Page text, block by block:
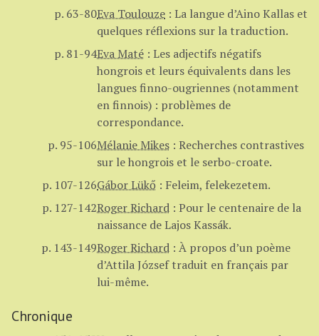
p. 63-80Eva Toulouze : La langue d’Aino Kallas et
quelques réflexions sur la traduction.
p. 81-94Eva Maté : Les adjectifs négatifs
hongrois et leurs équivalents dans les
langues finno-ougriennes (notamment
en finnois) : problèmes de
correspondance.
p. 95-106Mélanie Mikes : Recherches contrastives
sur le hongrois et le serbo-croate.
p. 107-126Gábor Lükő : Feleim, felekezetem.
p. 127-142Roger Richard : Pour le centenaire de la
naissance de Lajos Kassák.
p. 143-149Roger Richard : À propos d’un poème
d’Attila József traduit en français par
lui-même.
Chronique